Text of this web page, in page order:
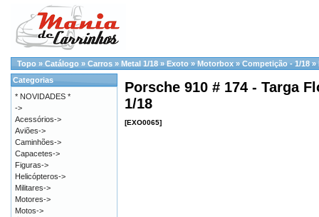
Topo » Catálogo » Carros » Metal 1/18 » Exoto » Motorbox » Competição - 1/18 »
Porsche 910 # 174 - Targa
1/18
[EXO0065]
Categorias
* NOVIDADES *
->
Acessórios->
Aviões->
Caminhões->
Capacetes->
Figuras->
Helicópteros->
Militares->
Motores->
Motos->